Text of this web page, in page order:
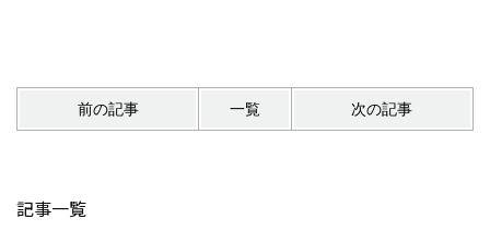
前の記事 一覧 次の記事
記事一覧